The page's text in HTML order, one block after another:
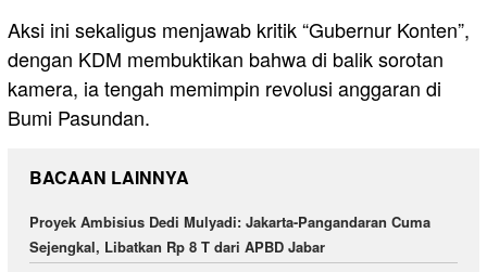
Aksi ini sekaligus menjawab kritik “Gubernur Konten”,
dengan KDM membuktikan bahwa di balik sorotan
kamera, ia tengah memimpin revolusi anggaran di
Bumi Pasundan.
BACAAN LAINNYA
Proyek Ambisius Dedi Mulyadi: Jakarta-Pangandaran Cuma
Sejengkal, Libatkan Rp 8 T dari APBD Jabar